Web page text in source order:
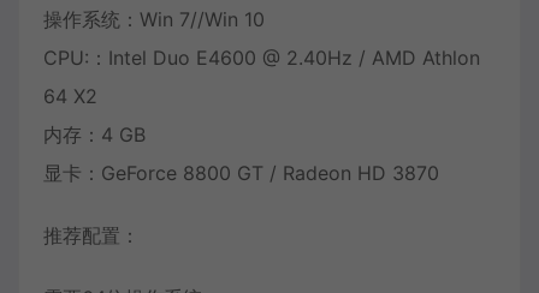
操作系统：Win 7//Win 10
CPU:：Intel Duo E4600 @ 2.40Hz / AMD Athlon
64 X2
内存：4 GB
显卡：GeForce 8800 GT / Radeon HD 3870
推荐配置：